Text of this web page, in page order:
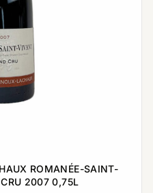
ROMANÉE-SAINT-
2007 0,75L